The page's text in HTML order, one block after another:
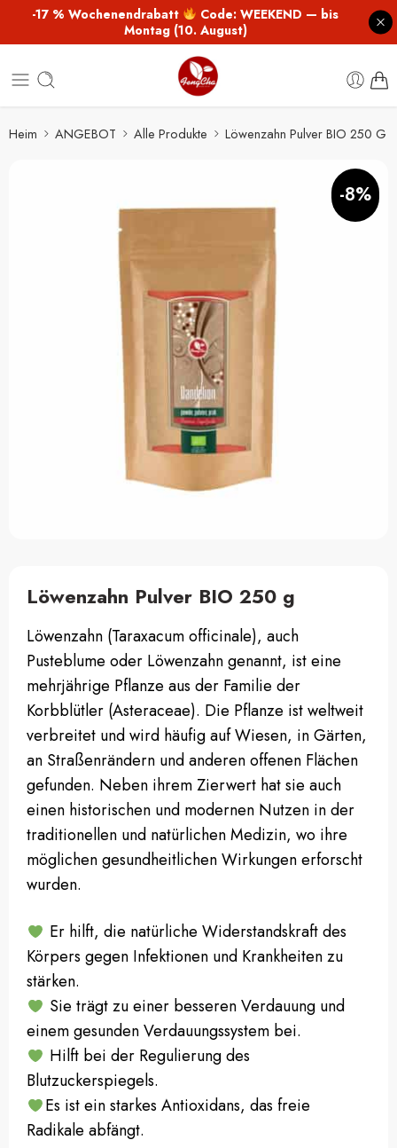
-17 % Wochenendrabatt
Code: WEEKEND — bis
Montag (10. August)
Heim ANGEBOT Alle Produkte Löwenzahn Pulver BIO 250 G
-8%
Löwenzahn Pulver BIO 250 g
Löwenzahn (Taraxacum officinale), auch
Pusteblume oder Löwenzahn genannt, ist eine
mehrjährige Pflanze aus der Familie der
Korbblütler (Asteraceae). Die Pflanze ist weltweit
verbreitet und wird häufig auf Wiesen, in Gärten,
an Straßenrändern und anderen offenen Flächen
gefunden. Neben ihrem Zierwert hat sie auch
einen historischen und modernen Nutzen in der
traditionellen und natürlichen Medizin, wo ihre
möglichen gesundheitlichen Wirkungen erforscht
wurden.
Er hilft, die natürliche Widerstandskraft des
Körpers gegen Infektionen und Krankheiten zu
stärken.
Sie trägt zu einer besseren Verdauung und
einem gesunden Verdauungssystem bei.
Hilft bei der Regulierung des
Blutzuckerspiegels.
Es ist ein starkes Antioxidans, das freie
Radikale abfängt.